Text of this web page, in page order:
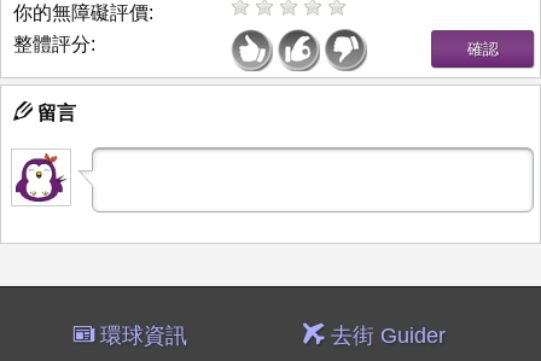
你的無障礙評價:
整體評分:
留言
環球資訊 去街 Guider